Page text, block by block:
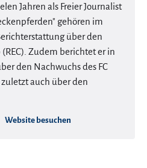
Jahren als Freier Journalist
gehören im
über den
(REC). Zudem berichtet er in
den Nachwuchs des FC
auch über den
Website besuchen